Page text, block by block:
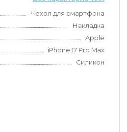
Чехол для смартфона
Накладка
Apple
iPhone 17 Pro Max
Силикон